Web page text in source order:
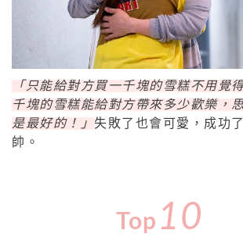
「只能給對方買一千塊的雪糕不用覺
千塊的雪糕能給對方帶來多少歡樂，
是最好的！」 失敗了也會可愛，成功
帥。
Top 10